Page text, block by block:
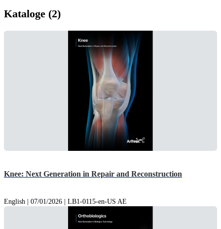
Kataloge (2)
Knee: Next Generation in Repair and Reconstruction
English | 07/01/2026 | LB1-0115-en-US AE